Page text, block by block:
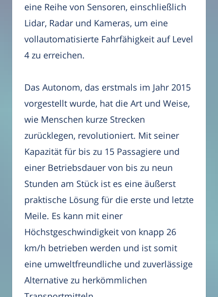
eine Reihe von Sensoren, einschließlich
Lidar, Radar und Kameras, um eine
vollautomatisierte Fahrfähigkeit auf Level
4 zu erreichen.
Das Autonom, das erstmals im Jahr 2015
vorgestellt wurde, hat die Art und Weise,
wie Menschen kurze Strecken
zurücklegen, revolutioniert. Mit seiner
Kapazität für bis zu 15 Passagiere und
einer Betriebsdauer von bis zu neun
Stunden am Stück ist es eine äußerst
praktische Lösung für die erste und letzte
Meile. Es kann mit einer
Höchstgeschwindigkeit von knapp 26
km/h betrieben werden und ist somit
eine umweltfreundliche und zuverlässige
Alternative zu herkömmlichen